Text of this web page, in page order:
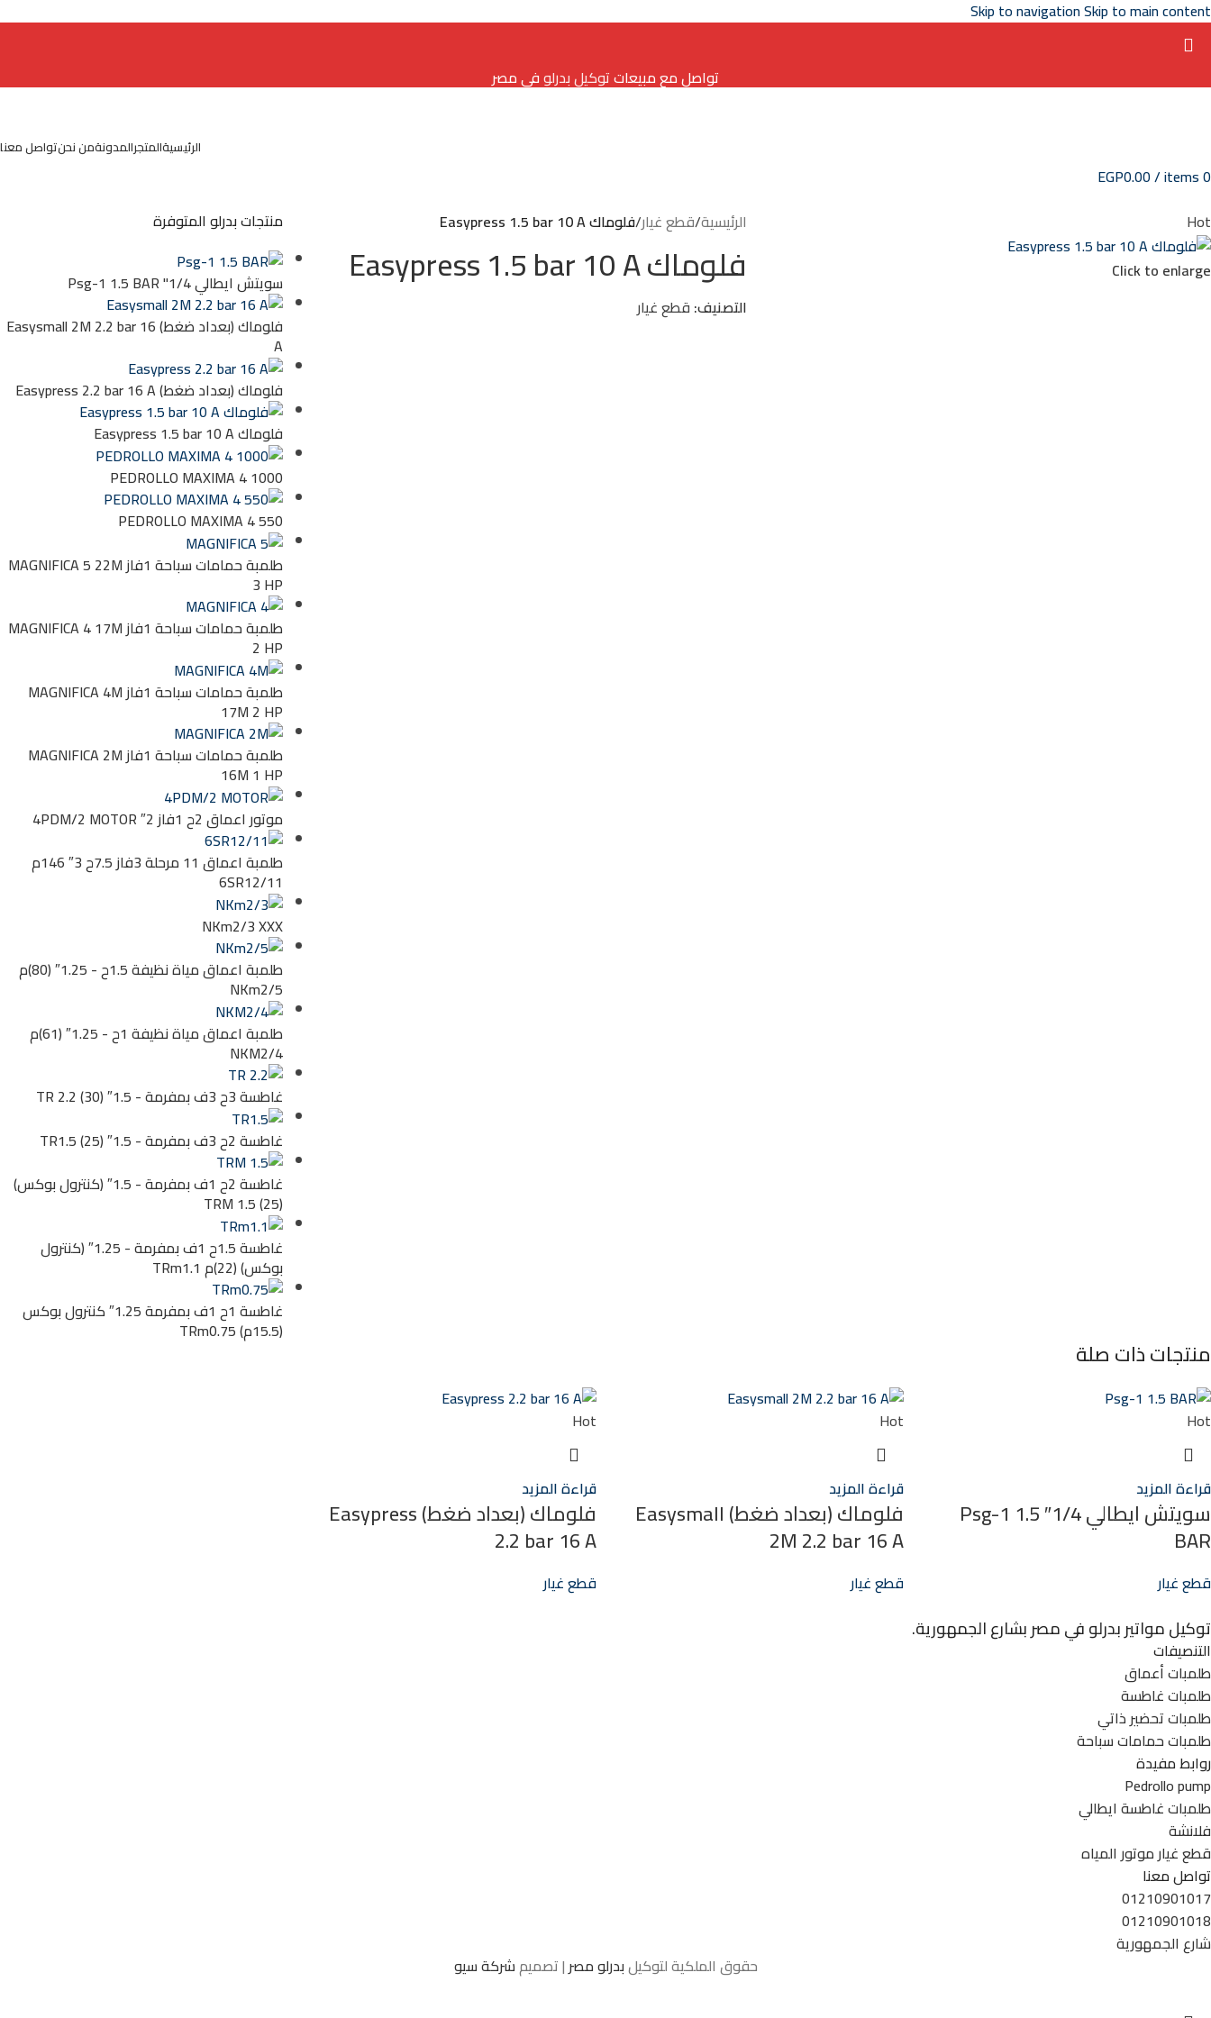
Skip to navigationSkip to main content
تواصل مع مبيعاتتوكيل بدرلوفي مصر
الرئيسيةالمتجرالمدونةمن نحنتواصل معنا
0
items
/
EGP0.00
Hot
Click to enlarge
الرئيسية/قطع غيار/فلوماك Easypress 1.5 bar 10 A
فلوماك Easypress 1.5 bar 10 A
التصنيف: قطع غيار
منتجات بدرلو المتوفرة
سويتش ايطالي 1/4" Psg-1 1.5 BAR
فلوماك (بعداد ضغط) Easysmall 2M 2.2 bar 16
A
فلوماك (بعداد ضغط) Easypress 2.2 bar 16 A
فلوماك Easypress 1.5 bar 10 A
PEDROLLO MAXIMA 4 1000
PEDROLLO MAXIMA 4 550
طلمبة حمامات سباحة 1فاز MAGNIFICA 5 22M
3 HP
طلمبة حمامات سباحة 1فاز MAGNIFICA 4 17M
2 HP
طلمبة حمامات سباحة 1فاز MAGNIFICA 4M
17M 2 HP
طلمبة حمامات سباحة 1فاز MAGNIFICA 2M
16M 1 HP
موتور اعماق 2ح 1فاز 2″ 4PDM/2 MOTOR
طلمبة اعماق 11 مرحلة 3فاز 7.5ح 3″ 146م
6SR12/11
NKm2/3 XXX
طلمبة اعماق مياة نظيفة 1.5ح - 1.25″ (80)م
NKm2/5
طلمبة اعماق مياة نظيفة 1ح - 1.25″ (61)م
NKM2/4
غاطسة 3ح 3ف بمفرمة - 1.5″ (30) TR 2.2
غاطسة 2ح 3ف بمفرمة - 1.5″ (25) TR1.5
غاطسة 2ح 1ف بمفرمة - 1.5″ (كنترول بوكس)
(25) TRM 1.5
غاطسة 1.5ح 1ف بمفرمة - 1.25″ (كنترول
بوكس) (22)م TRm1.1
غاطسة 1ح 1ف بمفرمة 1.25″ كنترول بوكس
(15.5م) TRm0.75
منتجات ذات صلة
Hot
قراءة المزيد
سويتش ايطالي 1/4″ Psg-1 1.5
BAR
قطع غيار
Hot
قراءة المزيد
فلوماك (بعداد ضغط) Easysmall
2M 2.2 bar 16 A
قطع غيار
Hot
قراءة المزيد
فلوماك (بعداد ضغط) Easypress
2.2 bar 16 A
قطع غيار
توكيل مواتير بدرلو في مصر بشارع الجمهورية.
التنصيفات
طلمبات أعماق
طلمبات غاطسة
طلمبات تحضير ذاتي
طلمبات حمامات سباحة
روابط مفيدة
Pedrollo pump
طلمبات غاطسة ايطالي
فلانشة
قطع غيار موتور المياه
تواصل معنا
01210901017
01210901018
شارع الجمهورية
حقوق الملكية لتوكيلبدرلو مصر| تصميمشركة سيو